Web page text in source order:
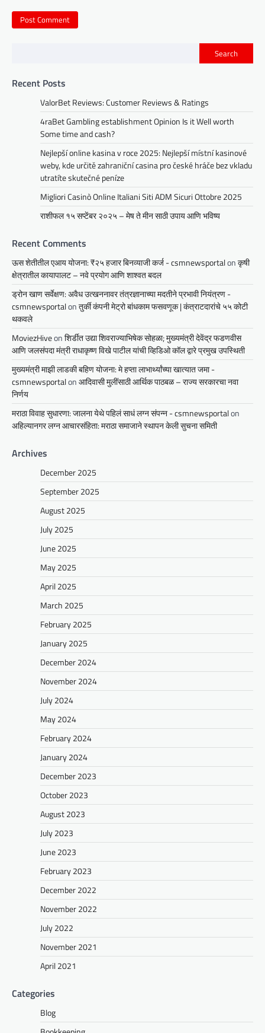
Search
Recent Posts
ValorBet Reviews: Customer Reviews & Ratings
4raBet Gambling establishment Opinion Is it Well worth
Some time and cash?
Nejlepší online kasina v roce 2025: Nejlepší místní kasinové
weby, kde určitě zahraniční casina pro české hráče bez vkladu
utratíte skutečné peníze
Migliori Casinò Online Italiani Siti ADM Sicuri Ottobre 2025
राशीफल १५ सप्टेंबर २०२५ – मेष ते मीन साठी उपाय आणि भविष्य
Recent Comments
ऊस शेतीतील एआय योजना: ₹२५ हजार बिनव्याजी कर्ज - csmnewsportalonकृषी
क्षेत्रातील कायापालट – नवे प्रयोग आणि शाश्वत बदल
ड्रोन खाण सर्वेक्षण: अवैध उत्खननावर तंत्रज्ञानाच्या मदतीने प्रभावी नियंत्रण -
csmnewsportalonतुर्की कंपनी मेट्रो बांधकाम फसवणूक | कंत्राटदारांचे ५५ कोटी
थकवले
MoviezHiveonशिर्डीत उद्या शिवराज्याभिषेक सोहळा; मुख्यमंत्री देवेंद्र फडणवीस
आणि जलसंपदा मंत्री राधाकृष्ण विखे पाटील यांची व्हिडिओ कॉल द्वारे प्रमुख उपस्थिती
मुख्यमंत्री माझी लाडकी बहिण योजना: मे हप्ता लाभार्थ्यांच्या खात्यात जमा -
csmnewsportalonआदिवासी मुलींसाठी आर्थिक पाठबळ – राज्य सरकारचा नवा
निर्णय
मराठा विवाह सुधारणा: जालना येथे पहिलं साधं लग्न संपन्न - csmnewsportalon
अहिल्यानगर लग्न आचारसंहिता: मराठा समाजाने स्थापन केली सुचना समिती
Archives
December 2025
September 2025
August 2025
July 2025
June 2025
May 2025
April 2025
March 2025
February 2025
January 2025
December 2024
November 2024
July 2024
May 2024
February 2024
January 2024
December 2023
October 2023
August 2023
July 2023
June 2023
February 2023
December 2022
November 2022
July 2022
November 2021
April 2021
Categories
Blog